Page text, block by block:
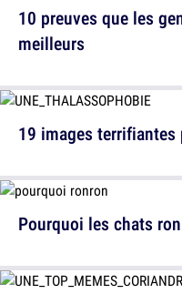
10 preuves que les
meilleurs
Pourquoi les chats
19 images